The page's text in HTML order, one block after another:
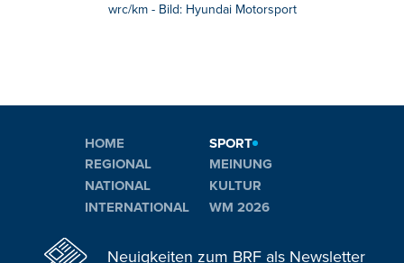
wrc/km - Bild: Hyundai Motorsport
HOME
REGIONAL
NATIONAL
INTERNATIONAL
SPORT
MEINUNG
KULTUR
WM 2026
Neuigkeiten zum BRF als Newsletter